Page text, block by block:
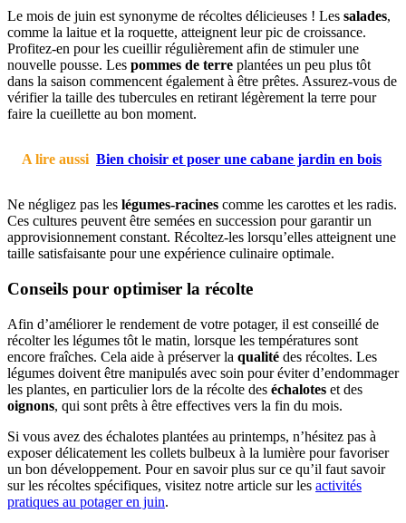
Le mois de juin est synonyme de récoltes délicieuses ! Les salades,
comme la laitue et la roquette, atteignent leur pic de croissance.
Profitez-en pour les cueillir régulièrement afin de stimuler une
nouvelle pousse. Les pommes de terre plantées un peu plus tôt
dans la saison commencent également à être prêtes. Assurez-vous de
vérifier la taille des tubercules en retirant légèrement la terre pour
faire la cueillette au bon moment.
A lire aussi Bien choisir et poser une cabane jardin en bois
Ne négligez pas les légumes-racines comme les carottes et les radis.
Ces cultures peuvent être semées en succession pour garantir un
approvisionnement constant. Récoltez-les lorsqu’elles atteignent une
taille satisfaisante pour une expérience culinaire optimale.
Conseils pour optimiser la récolte
Afin d’améliorer le rendement de votre potager, il est conseillé de
récolter les légumes tôt le matin, lorsque les températures sont
encore fraîches. Cela aide à préserver la qualité des récoltes. Les
légumes doivent être manipulés avec soin pour éviter d’endommager
les plantes, en particulier lors de la récolte des échalotes et des
oignons, qui sont prêts à être effectives vers la fin du mois.
Si vous avez des échalotes plantées au printemps, n’hésitez pas à
exposer délicatement les collets bulbeux à la lumière pour favoriser
un bon développement. Pour en savoir plus sur ce qu’il faut savoir
sur les récoltes spécifiques, visitez notre article sur les activités
pratiques au potager en juin.